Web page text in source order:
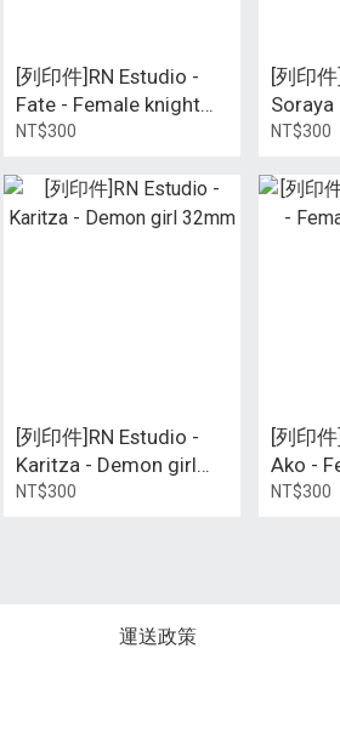
[列印件]RN Estudio -
Fate - Female knight
32mm
NT$300
[列印
32mm
NT$300
[列印件]RN Estudio -
Karitza - Demon girl
32mm
NT$300
[列印
Ako -
32mm
NT$300
運送政策